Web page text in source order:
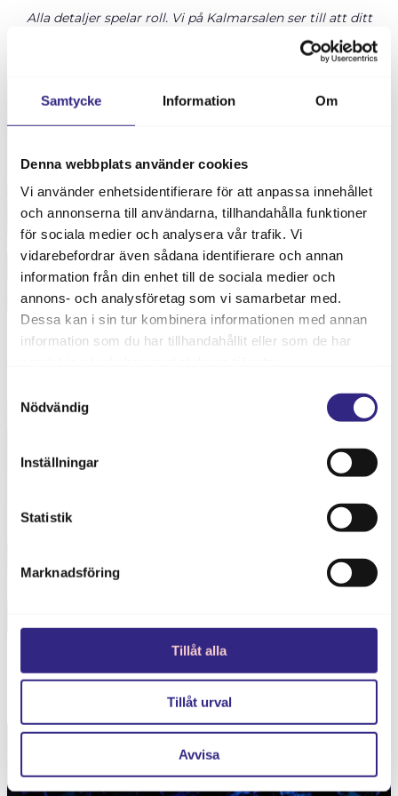
Samtycke Information Om
Denna webbplats använder cookies
Vi använder enhetsidentifierare för att anpassa innehållet
och annonserna till användarna, tillhandahålla funktioner
för sociala medier och analysera vår trafik. Vi
vidarebefordrar även sådana identifierare och annan
information från din enhet till de sociala medier och
annons- och analysföretag som vi samarbetar med.
Dessa kan i sin tur kombinera informationen med annan
information som du har tillhandahållit eller som de har
Nödvändig
Inställningar
Statistik
Marknadsföring
Tillåt alla
Tillåt urval
Avvisa
Alla detaljer spelar roll. Vi på Kalmarsalen ser till att ditt
varumärke syns och dina gäster får en oförglömlig kväll.
Möbler, drycker, tjänster. Oavsett vad temat är blir Kvarnen
Med flexibel möblering är alla sorters sittningar möjlig. Här
har vi byggt upp halvmånar för bra gruppdiskussioner.